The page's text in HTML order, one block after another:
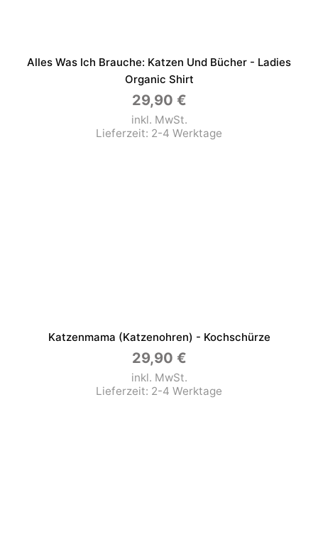
Alles Was Ich Brauche: Katzen Und Bücher - Ladies
Organic Shirt
29,90 €
inkl. MwSt.
Lieferzeit: 2-4 Werktage
Katzenmama (Katzenohren) - Kochschürze
29,90 €
inkl. MwSt.
Lieferzeit: 2-4 Werktage